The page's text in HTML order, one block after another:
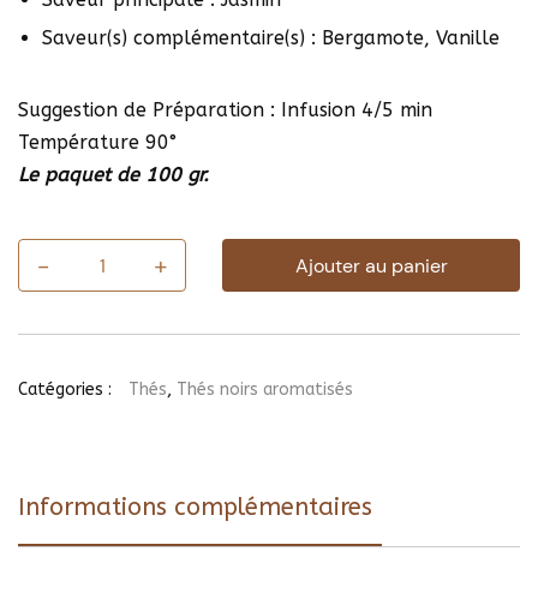
Saveur(s) complémentaire(s) : Bergamote, Vanille
Suggestion de Préparation : Infusion 4/5 min
Température 90°
Le paquet de 100 gr.
-
quantité
de
+ Ajouter au panier
Catégories : Thés, Thés noirs aromatisés
Informations complémentaires